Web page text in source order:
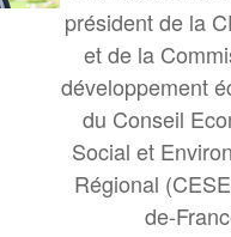
président de la
et de la
développement
du Conseil
Social et
Régional
de-